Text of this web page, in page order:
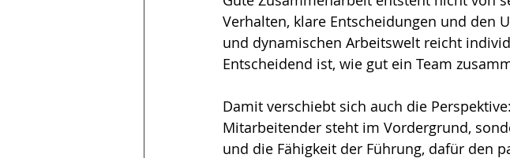
Verhalten, klare Entscheidungen und den
und dynamischen Arbeitswelt reicht
Entscheidend ist, wie gut ein Team
Damit verschiebt sich auch die
Mitarbeitender steht im Vordergrund,
und die Fähigkeit der Führung, dafür den